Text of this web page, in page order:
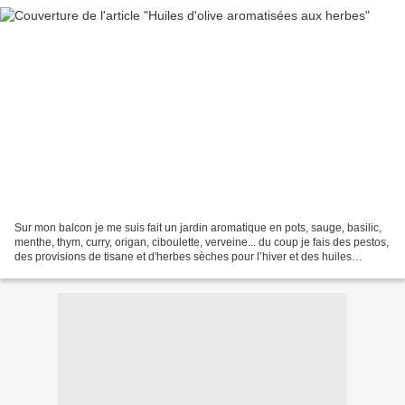
Sur mon balcon je me suis fait un jardin aromatique en pots, sauge, basilic,
menthe, thym, curry, origan, ciboulette, verveine... du coup je fais des pestos,
des provisions de tisane et d'herbes sèches pour l’hiver et des huiles